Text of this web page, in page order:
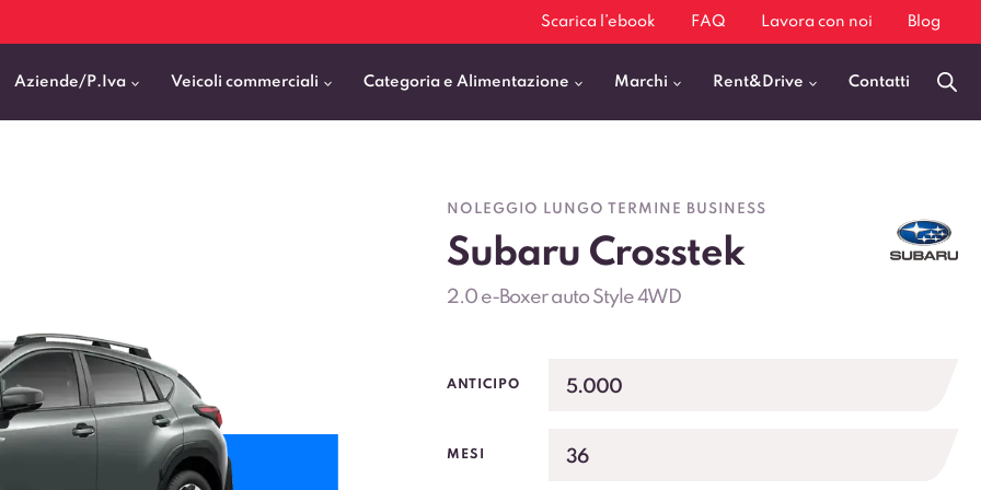
Scarica l’ebook FAQ Lavora con noi Blog
Aziende/P.Iva Veicoli commerciali
Persone
zero
TUTTI
Categoria e Alimentazione
Elettrica
Ibrida
Marchi
Mercedes-Benz
Kia
Fiat Professional
Mercedes Benz Vans
VEDI TUTTI
Audi Q3
Rent&Drive Contatti
NOLEGGIO LUNGO TERMINE BUSINESS
Subaru Crosstek
2.0 e-Boxer auto Style 4WD
ANTICIPO 5.000
MESI 36